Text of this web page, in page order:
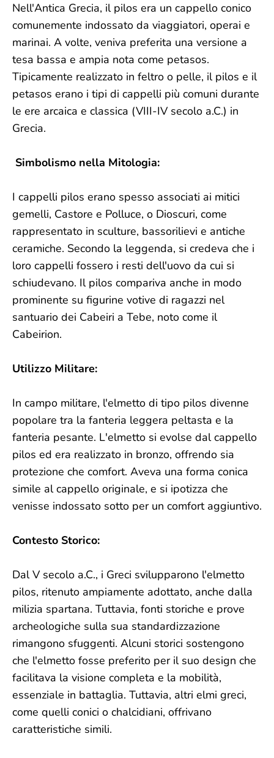
Nell'Antica Grecia, il pilos era un cappello conico
comunemente indossato da viaggiatori, operai e
marinai. A volte, veniva preferita una versione a
tesa bassa e ampia nota come petasos.
Tipicamente realizzato in feltro o pelle, il pilos e il
petasos erano i tipi di cappelli più comuni durante
le ere arcaica e classica (VIII-IV secolo a.C.) in
Grecia.
Simbolismo nella Mitologia:
I cappelli pilos erano spesso associati ai mitici
gemelli, Castore e Polluce, o Dioscuri, come
rappresentato in sculture, bassorilievi e antiche
ceramiche. Secondo la leggenda, si credeva che i
loro cappelli fossero i resti dell'uovo da cui si
schiudevano. Il pilos compariva anche in modo
prominente su figurine votive di ragazzi nel
santuario dei Cabeiri a Tebe, noto come il
Cabeirion.
Utilizzo Militare:
In campo militare, l'elmetto di tipo pilos divenne
popolare tra la fanteria leggera peltasta e la
fanteria pesante. L'elmetto si evolse dal cappello
pilos ed era realizzato in bronzo, offrendo sia
protezione che comfort. Aveva una forma conica
simile al cappello originale, e si ipotizza che
venisse indossato sotto per un comfort aggiuntivo.
Contesto Storico:
Dal V secolo a.C., i Greci svilupparono l'elmetto
pilos, ritenuto ampiamente adottato, anche dalla
milizia spartana. Tuttavia, fonti storiche e prove
archeologiche sulla sua standardizzazione
rimangono sfuggenti. Alcuni storici sostengono
che l'elmetto fosse preferito per il suo design che
facilitava la visione completa e la mobilità,
essenziale in battaglia. Tuttavia, altri elmi greci,
come quelli conici o chalcidiani, offrivano
caratteristiche simili.